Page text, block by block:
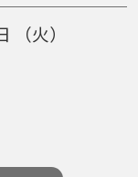
（火）